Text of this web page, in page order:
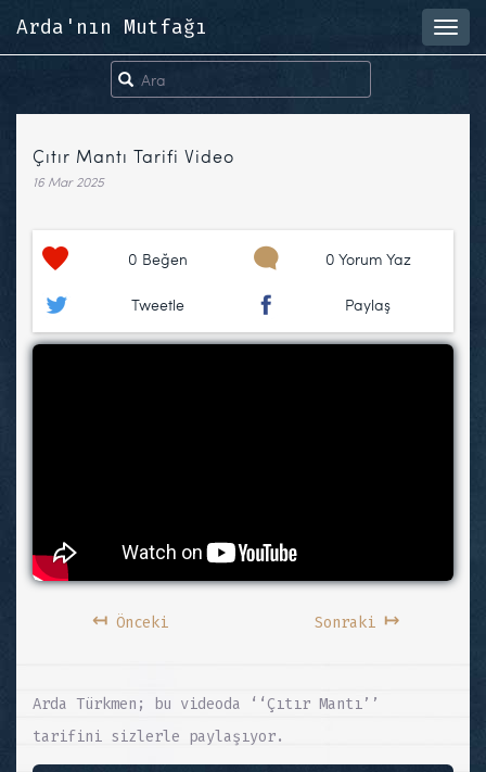
Arda'nın Mutfağı
Çıtır Mantı Tarifi Video
16 Mar 2025
0 Beğen 0 Yorum Yaz
Tweetle Paylaş
↤Önceki Sonraki ↦
Arda Türkmen; bu videoda ‘‘Çıtır Mantı’’
tarifini sizlerle paylaşıyor.